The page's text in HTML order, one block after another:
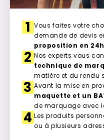
1 Vous faites votre
demande de devis
proposition en 24h
2 Nos experts vous
technique de
matière et du rendu
3 Avant la mise en
maquette et un
de marquage avec
4 Les produits
ou à plusieurs